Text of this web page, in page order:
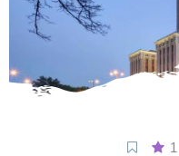
1